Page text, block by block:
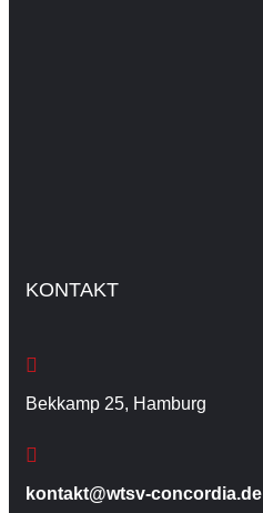
KONTAKT
Bekkamp 25, Hamburg
kontakt@wtsv-concordia.de